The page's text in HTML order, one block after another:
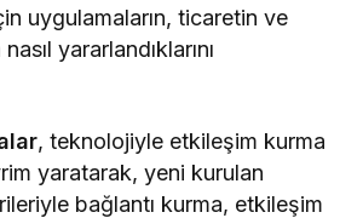
uygulamaların, ticaretin ve
yararlandıklarını
, teknolojiyle etkileşim kurma
yaratarak, yeni kurulan
bağlantı kurma, etkileşim